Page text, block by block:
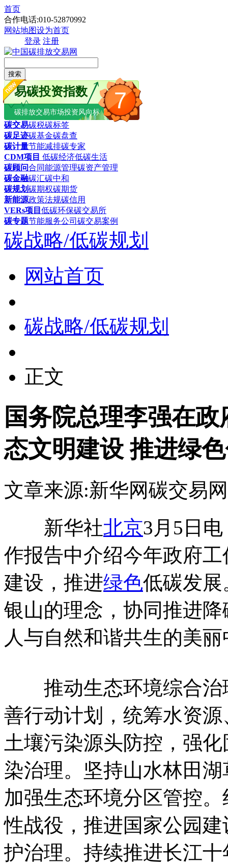
首页
合作电话:010-52870992
网站地图设为首页
登录 注册
搜索
7
易碳投资指数
碳排放交易市场投资风向标
碳交易碳税碳标签
碳足迹碳基金碳盘查
碳计量节能减排碳专家
CDM项目 低碳经济低碳生活
碳顾问合同能源管理碳资产管理
碳金融碳汇碳中和
碳规划碳期权碳期货
新能源政策法规碳信用
VERs项目 低碳环保碳交易所
碳专题节能服务公司 碳交易案例
碳战略/低碳规划
网站首页
碳战略/低碳规划
正文
国务院总理李强在
态文明建设 推进绿
文章来源:新华网碳交易网
新华社北京3月5日
作报告中介绍今年政府
建设，推进绿色低碳发
银山的理念，协同推进
人与自然和谐共生的美
推动生态环境综合治
善行动计划，统筹水资
土壤污染源头防控，强
染治理。坚持山水林田
加强生态环境分区管控
性战役，推进国家公园
护治理。持续推进长江